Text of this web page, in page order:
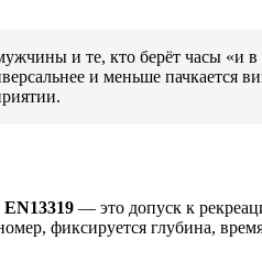
и те, кто берёт часы «и в
и меньше пачкается
EN13319 — это допуск к
фиксируется глубина,